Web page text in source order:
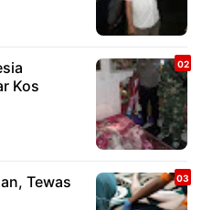
Kos
Tewas